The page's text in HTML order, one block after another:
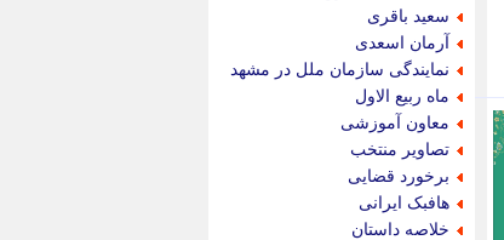
سعید باقری
آرمان اسعدی
نمایندگی سازمان ملل در مشهد
ماه ربیع الاول
معاون آموزشی
تصاویر منتخب
برخورد قضایی
هافبک ایرانی
خلاصه داستان